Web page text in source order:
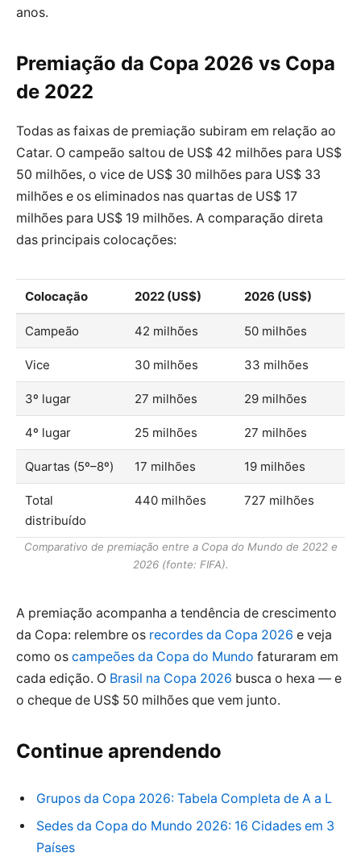
anos.
Premiação da Copa 2026 vs Copa
de 2022
Todas as faixas de premiação subiram em relação ao
Catar. O campeão saltou de US$ 42 milhões para US$
50 milhões, o vice de US$ 30 milhões para US$ 33
milhões e os eliminados nas quartas de US$ 17
milhões para US$ 19 milhões. A comparação direta
das principais colocações:
Colocação 2022 (US$) 2026 (US$)
Campeão 42 milhões 50 milhões
Vice 30 milhões 33 milhões
3º lugar 27 milhões 29 milhões
4º lugar 25 milhões 27 milhões
Quartas (5º–8º) 17 milhões 19 milhões
Total
distribuído
440 milhões 727 milhões
Comparativo de premiação entre a Copa do Mundo de 2022 e
2026 (fonte: FIFA).
A premiação acompanha a tendência de crescimento
da Copa: relembre os recordes da Copa 2026 e veja
como os campeões da Copa do Mundo faturaram em
cada edição. O Brasil na Copa 2026 busca o hexa — e
o cheque de US$ 50 milhões que vem junto.
Continue aprendendo
Grupos da Copa 2026: Tabela Completa de A a L
Sedes da Copa do Mundo 2026: 16 Cidades em 3
Países